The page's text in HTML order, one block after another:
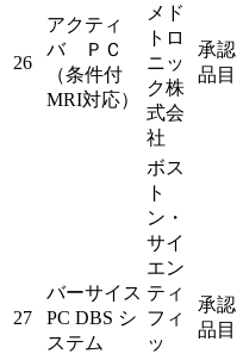
26
アクティ
バ ＰＣ
（条件付
MRI対応）
メド
トロ
ニッ
ク株
式会
社
承認
品目
27
バーサイス
PC DBS シ
ステム
ボス
ト
ン・
サイ
エン
ティ
フィ
ッ
承認
品目